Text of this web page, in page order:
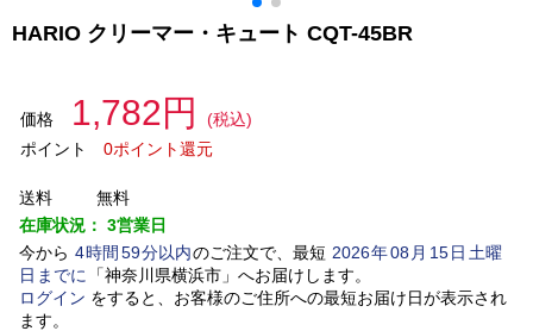
HARIO クリーマー・キュート CQT-45BR
価格 1,782円
(税込)
ポイント
0ポイント還元
送料
無料
在庫状況： 3営業日
今から 4時間 59分以内のご注文で、最短 2026年08 月 15日土曜
日 までに 「神奈川県横浜市」 へお届けします。
ログイン をすると、お客様のご住所への最短お届け日が表示され
ます。